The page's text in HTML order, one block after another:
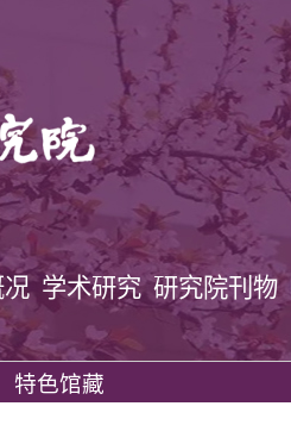
况学术研究研究院刊物
特色馆藏